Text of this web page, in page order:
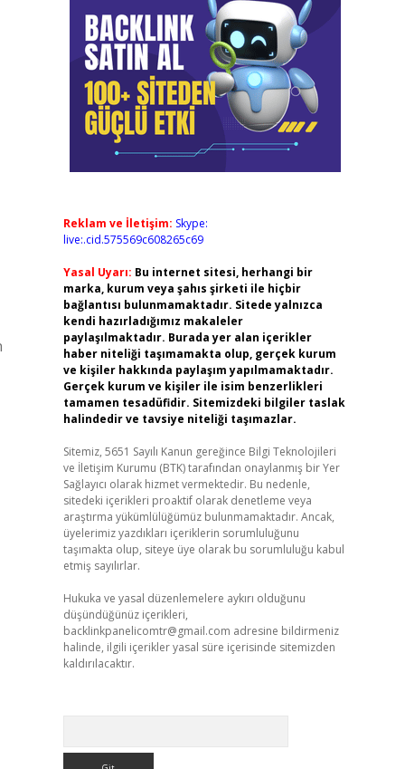
Reklam ve İletişim: Skype:
live:.cid.575569c608265c69
Yasal Uyarı: Bu internet sitesi, herhangi bir
marka, kurum veya şahıs şirketi ile hiçbir
bağlantısı bulunmamaktadır. Sitede yalnızca
kendi hazırladığımız makaleler
paylaşılmaktadır. Burada yer alan içerikler
haber niteliği taşımamakta olup, gerçek kurum
ve kişiler hakkında paylaşım yapılmamaktadır.
Gerçek kurum ve kişiler ile isim benzerlikleri
tamamen tesadüfidir. Sitemizdeki bilgiler taslak
halindedir ve tavsiye niteliği taşımazlar.
Sitemiz, 5651 Sayılı Kanun gereğince Bilgi Teknolojileri
ve İletişim Kurumu (BTK) tarafından onaylanmış bir Yer
Sağlayıcı olarak hizmet vermektedir. Bu nedenle,
sitedeki içerikleri proaktif olarak denetleme veya
araştırma yükümlülüğümüz bulunmamaktadır. Ancak,
üyelerimiz yazdıkları içeriklerin sorumluluğunu
taşımakta olup, siteye üye olarak bu sorumluluğu kabul
etmiş sayılırlar.
Hukuka ve yasal düzenlemelere aykırı olduğunu
düşündüğünüz içerikleri,
backlinkpanelicomtr@gmail.com adresine bildirmeniz
halinde, ilgili içerikler yasal süre içerisinde sitemizden
kaldırılacaktır.